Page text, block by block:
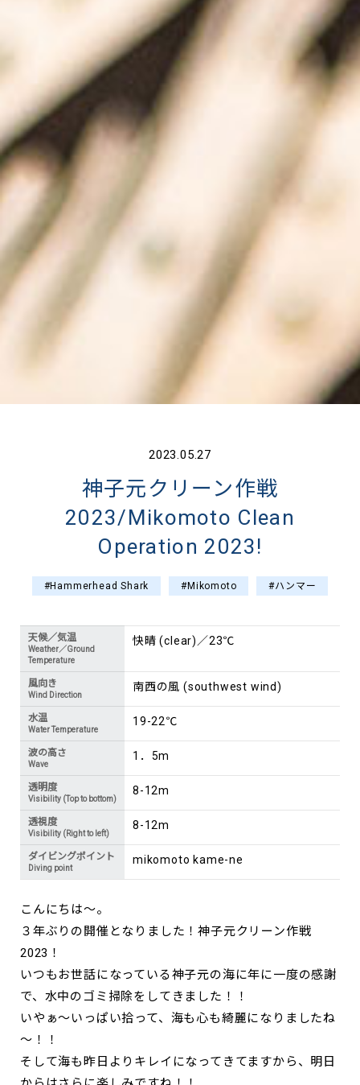
2023.05.27
神子元クリーン作戦
2023/Mikomoto Clean
Operation 2023!
#Hammerhead Shark #Mikomoto #ハンマー
天候／気温
Weather／Ground
Temperature
快晴 (clear)／23℃
風向き
Wind Direction
南西の風 (southwest wind)
水温
Water Temperature
19-22℃
波の高さ
Wave
1．5m
透明度
Visibility (Top to bottom)
8-12m
透視度
Visibility (Right to left)
8-12m
ダイビングポイント
Diving point
mikomoto kame-ne
こんにちは～。
３年ぶりの開催となりました！神子元クリーン作戦
2023！
いつもお世話になっている神子元の海に年に一度の感謝
で、水中のゴミ掃除をしてきました！！
いやぁ～いっぱい拾って、海も心も綺麗になりましたね
～！！
そして海も昨日よりキレイになってきてますから、明日